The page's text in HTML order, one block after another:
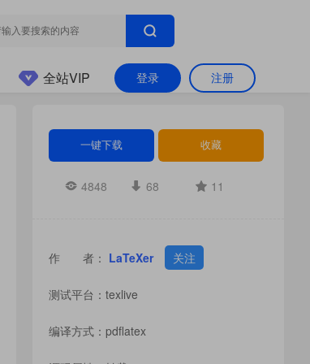
登录 注册
全站VIP
一键下载 收藏
4848 68 11
作 者： LaTeXer 关注
测试平台：texlive
编译方式：pdflatex